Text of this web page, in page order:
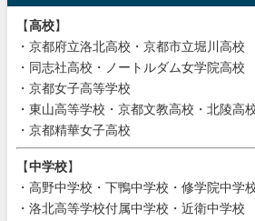
【高校】
・京都府立洛北高校・京都市立堀川高校
・同志社高校・ノートルダム女学院高校
・京都女子高等学校
・東山高等学校・京都文教高校・北陵高
・京都精華女子高校
【中学校】
・高野中学校・下鴨中学校・修学院中学
・洛北高等学校付属中学校・近衛中学校